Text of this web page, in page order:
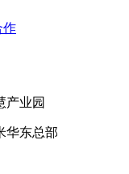
作
产业园
华东总部